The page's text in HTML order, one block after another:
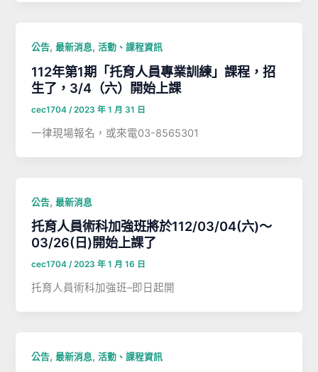
公告,最新消息,活動、課程資訊
112年第1期「托育人員專業訓練」課程，招
生了，3/4（六）開始上課
cec1704/2023 年 1 月 31 日
一律現場報名，或來電03-8565301
公告,最新消息
托育人員術科加強班將於112/03/04(六)～
03/26(日)開始上課了
cec1704/2023 年 1 月 16 日
托育人員術科加強班–即日起開
公告,最新消息,活動、課程資訊